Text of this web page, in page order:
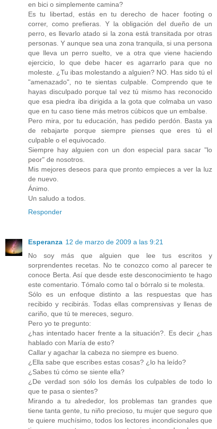
en bici o simplemente camina?
Es tu libertad, estás en tu derecho de hacer footing o
correr, como prefieras. Y la obligación del dueño de un
perro, es llevarlo atado si la zona está transitada por otras
personas. Y aunque sea una zona tranquila, si una persona
que lleva un perro suelto, ve a otra que viene haciendo
ejercicio, lo que debe hacer es agarrarlo para que no
moleste. ¿Tu ibas molestando a alguien? NO. Has sido tú el
"amenazado", no te sientas culpable. Comprendo que te
hayas disculpado porque tal vez tú mismo has reconocido
que esa piedra iba dirigida a la gota que colmaba un vaso
que en tu caso tiene más metros cúbicos que un embalse.
Pero mira, por tu educación, has pedido perdón. Basta ya
de rebajarte porque siempre pienses que eres tú el
culpable o el equivocado.
Siempre hay alguien con un don especial para sacar "lo
peor" de nosotros.
Mis mejores deseos para que pronto empieces a ver la luz
de nuevo.
Ánimo.
Un saludo a todos.
Responder
Esperanza 12 de marzo de 2009 a las 9:21
No soy más que alguien que lee tus escritos y
sorprendentes recetas. No te conozco como al parecer te
conoce Berta. Así que desde este desconocimiento te hago
este comentario. Tómalo como tal o bórralo si te molesta.
Sólo es un enfoque distinto a las respuestas que has
recibido y recibirás. Todas ellas comprensivas y llenas de
cariño, que tú te mereces, seguro.
Pero yo te pregunto:
¿has intentado hacer frente a la situación?. Es decir ¿has
hablado con María de esto?
Callar y agachar la cabeza no siempre es bueno.
¿Ella sabe que escribes estas cosas? ¿lo ha leído?
¿Sabes tú cómo se siente ella?
¿De verdad son sólo los demás los culpables de todo lo
que te pasa o sientes?
Mirando a tu alrededor, los problemas tan grandes que
tiene tanta gente, tu niño precioso, tu mujer que seguro que
te quiere muchísimo, todos los lectores incondicionales que